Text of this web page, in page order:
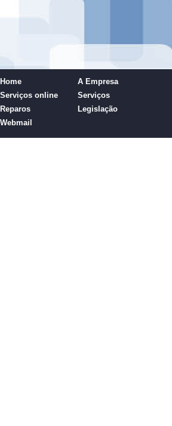
Home
A Empresa
Serviços online
Serviços
Reparos
Legislação
Webmail